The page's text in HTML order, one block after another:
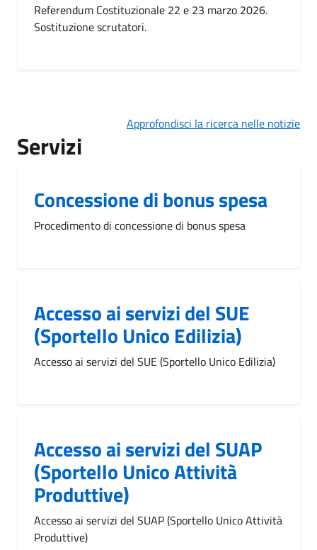
Referendum Costituzionale 22 e 23 marzo 2026.
Sostituzione scrutatori.
Approfondisci la ricerca nelle notizie
Servizi
Concessione di bonus spesa
Procedimento di concessione di bonus spesa
Accesso ai servizi del SUE
(Sportello Unico Edilizia)
Accesso ai servizi del SUE (Sportello Unico Edilizia)
Accesso ai servizi del SUAP
(Sportello Unico Attività
Produttive)
Accesso ai servizi del SUAP (Sportello Unico Attività
Produttive)